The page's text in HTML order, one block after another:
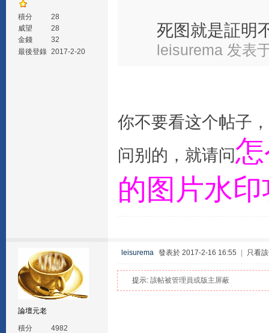
積分
28
威望
28
金錢
32
最後登錄 2017-2-20
死图就是証明
leisurema 发表
你不要看这个帖子
问别的，就请问
的图片水
論壇元老
積分
4982
leisurema 發表於 2017-2-16 16:55 只看
提示: 該帖被管理員或版主屏蔽